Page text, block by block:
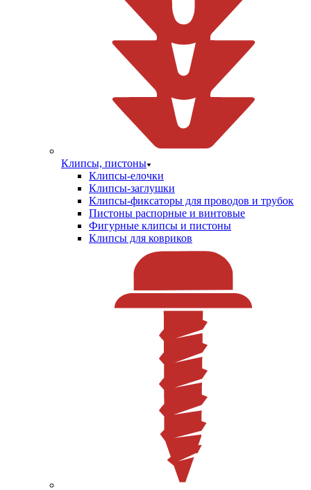
Клипсы, пистоны
Клипсы-елочки
Клипсы-заглушки
Клипсы-фиксаторы для проводов и трубок
Пистоны распорные и винтовые
Фигурные клипсы и пистоны
Клипсы для ковриков